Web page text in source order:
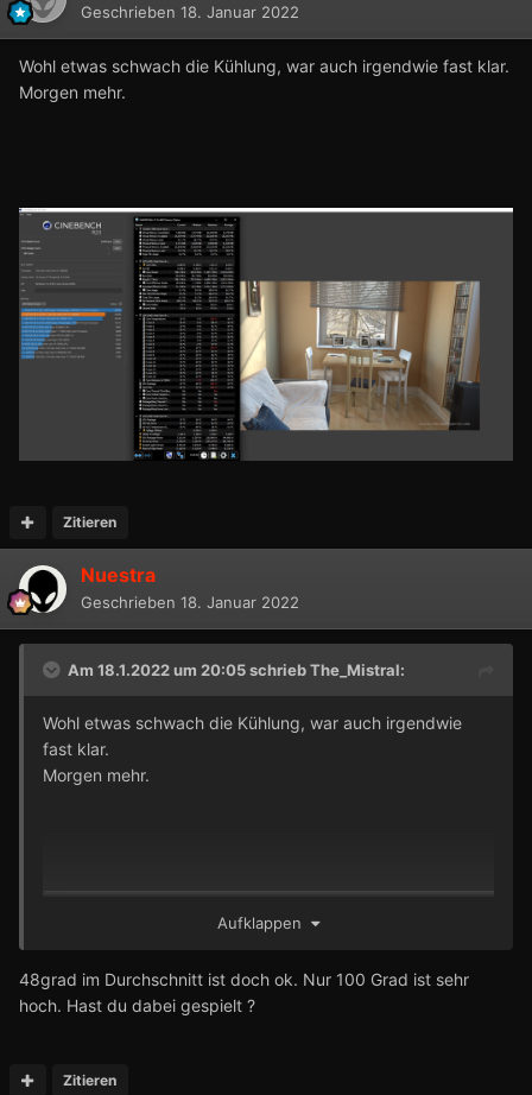
Geschrieben 18. Januar 2022
Wohl etwas schwach die Kühlung, war auch irgendwie fast klar.
Morgen mehr.
Zitieren
Nuestra
Geschrieben 18. Januar 2022
Am 18.1.2022 um 20:05 schriebThe_Mistral:
Wohl etwas schwach die Kühlung, war auch irgendwie
fast klar.
Morgen mehr.
Aufklappen
48grad im Durchschnitt ist doch ok. Nur 100 Grad ist sehr
hoch. Hast du dabei gespielt ?
Zitieren